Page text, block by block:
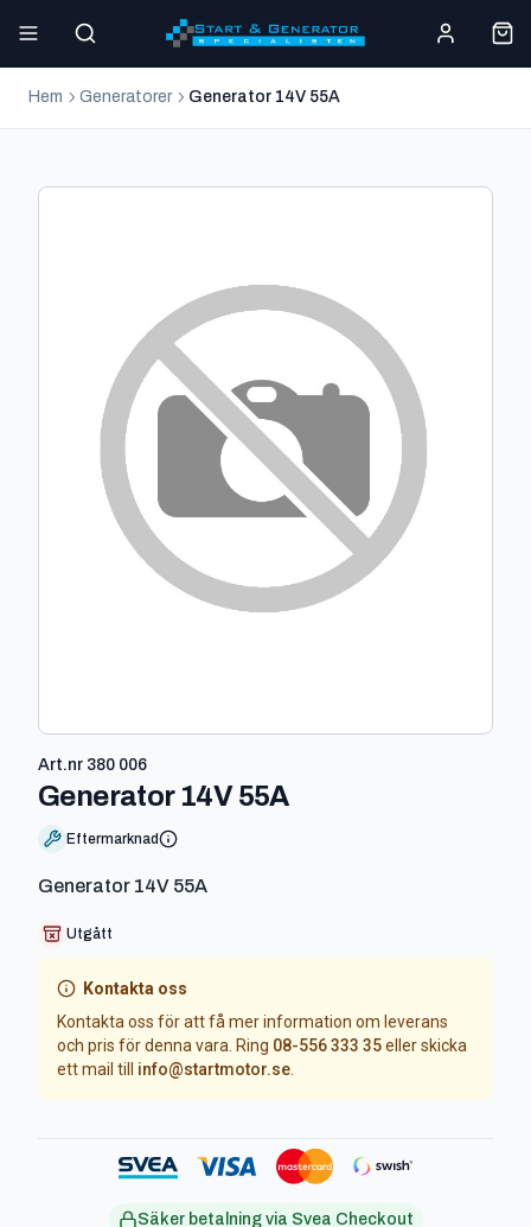
Hem Generatorer Generator 14V 55A
Art.nr 380 006
Generator 14V 55A-
Eftermarknad
Generator 14V 55A
Utgått
Kontakta oss
Kontakta oss för att få mer information om leverans
och pris för denna vara. Ring 08-556 333 35eller skicka
ett mail till
info@startmotor.se
Säker betalning via Svea Checkout